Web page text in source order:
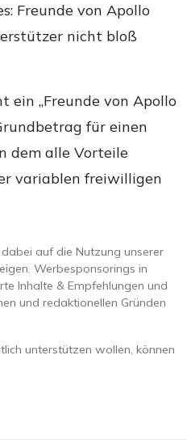
Freunde von Apollo
nicht bloß
ein „Freunde von Apollo
für einen
dem alle Vorteile
variablen freiwilligen
auf die Nutzung unserer
Werbesponsorings in
Inhalte & Empfehlungen und
und redaktionellen Gründen
unterstützen wollen, können